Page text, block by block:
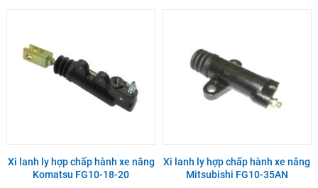
Xi lanh ly hợp chấp hành xe nâng
Komatsu FG10-18-20
Xi lanh ly hợp chấp hành xe nâng
Mitsubishi FG10-35AN